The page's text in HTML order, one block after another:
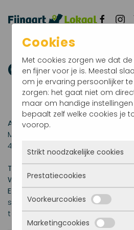
Cafetaria
Adres
Molenstraat 16
4793 EG
Telefoon:
Website:
E-mail:Dit e-mailadres wordt
spambots. JavaScript dient
te bekijken.
Cookies
Met cookies zorgen we dat
en fijner voor je is. Meestal
om je ervaring persoonlijker
zorgen: het gaat niet om
maar om handige instellingen
bepaalt zelf welke cookies je
voorop.
Strikt noodzakelijke cookies
Deze cookies zorgen
überhaupt werkt. Ze zijn
kunnen niet worden
ze alleen geplaatst als jij
inloggen, een formulier
Prestatiecookies
Met deze cookies zien we
bezocht wordt, waar
komen en welke pagina’s
Voorkeurcookies
Deze cookies onthouden
Marketingcookies